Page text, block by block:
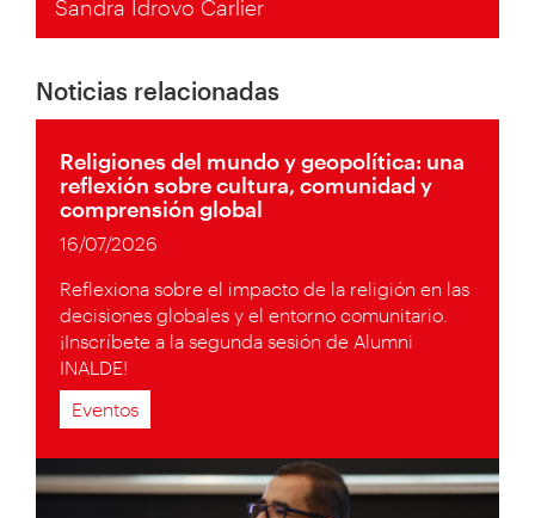
Sandra Idrovo Carlier
Noticias relacionadas
Religiones del mundo y geopolítica: una
reflexión sobre cultura, comunidad y
comprensión global
16/07/2026
Reflexiona sobre el impacto de la religión en las
decisiones globales y el entorno comunitario.
¡Inscríbete a la segunda sesión de Alumni
INALDE!
Eventos